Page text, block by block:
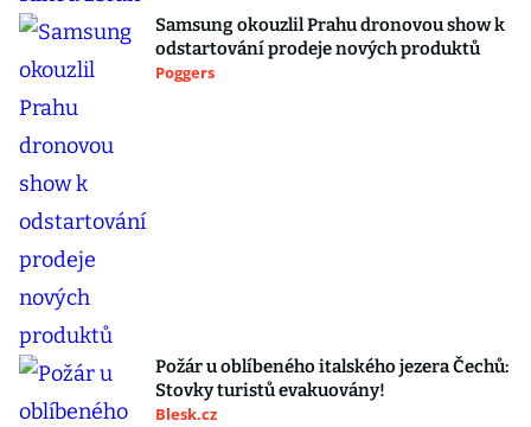
Samsung okouzlil Prahu dronovou show k
odstartování prodeje nových produktů
Poggers
Požár u oblíbeného italského jezera Čechů:
Stovky turistů evakuovány!
Blesk.cz